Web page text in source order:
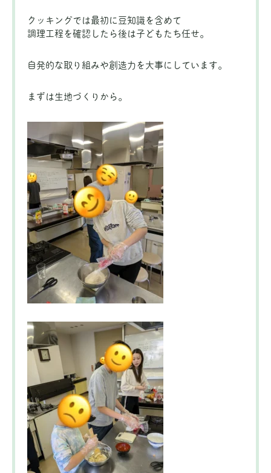
クッキングでは最初に豆知識を含めて
調理工程を確認したら後は子どもたち任せ。
自発的な取り組みや創造力を大事にしています。
まずは生地づくりから。